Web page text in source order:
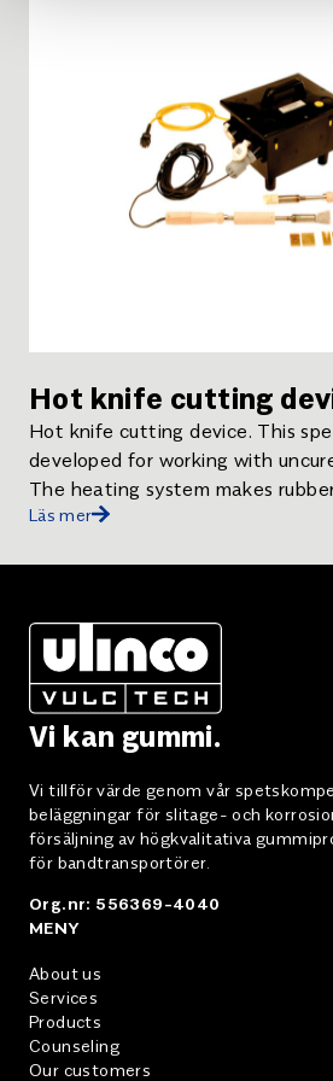
Hot knife cutting
Hot knife cutting device. This
developed for working with
The heating system makes
faster than with standard knives eliminating the
temperature settings ensures
The 42 V operation allows use in
CHEMOCUT - Hot knife cutting
Läs mer
Vi kan gummi.
Vi tillför värde genom vår
beläggningar för slitage- och
försäljning av högkvalitativa
för bandtransportörer.
Org.nr: 556369-4040
MENY
About us
Services
Products
Counseling
Our customers